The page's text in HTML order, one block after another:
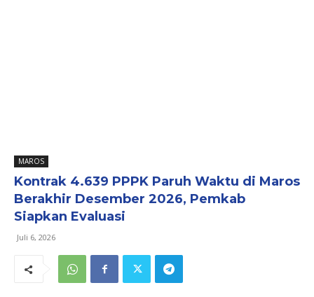
MAROS
Kontrak 4.639 PPPK Paruh Waktu di Maros
Berakhir Desember 2026, Pemkab
Siapkan Evaluasi
Juli 6, 2026